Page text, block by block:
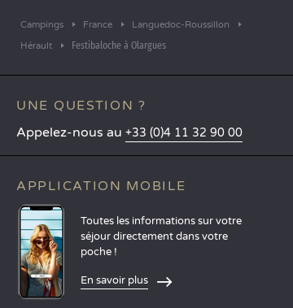
Campings France
Languedoc-Roussillon
Hérault
Festibaloche à Olargues
UNE QUESTION ?
Appelez-nous au +33 (0)4 11 32 90 00
APPLICATION MOBILE
Toutes les informations sur votre
séjour directement dans votre
poche !
En savoir plus